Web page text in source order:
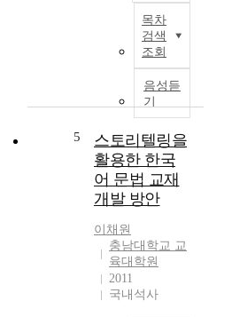
/c
목차
검색
조회
음성듣
기
5
스토리텔링을
활용한 한국
어 문법 교재
개발 방안
이채원
충남대학교 교
육대학원
2011
국내석사